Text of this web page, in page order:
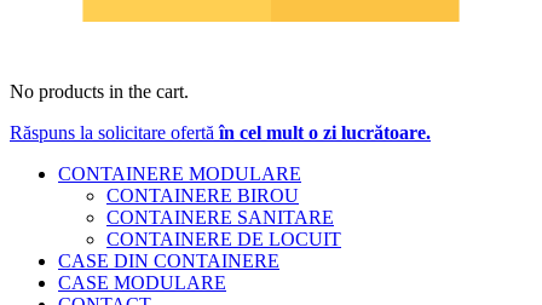
No products in the cart.
Răspuns la solicitare ofertăîn cel mult o zi lucrătoare.
CONTAINERE MODULARE
CONTAINERE BIROU
CONTAINERE SANITARE
CONTAINERE DE LOCUIT
CASE DIN CONTAINERE
CASE MODULARE